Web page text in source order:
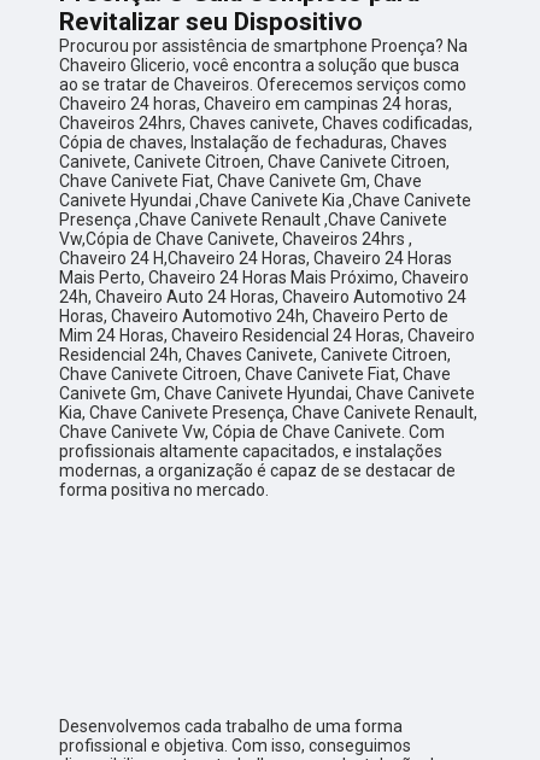
Revitalizar seu Dispositivo
Procurou por assistência de smartphone Proença? Na
Chaveiro Glicerio, você encontra a solução que busca
ao se tratar de Chaveiros. Oferecemos serviços como
Chaveiro 24 horas, Chaveiro em campinas 24 horas,
Chaveiros 24hrs, Chaves canivete, Chaves codificadas,
Cópia de chaves, Instalação de fechaduras, Chaves
Canivete, Canivete Citroen, Chave Canivete Citroen,
Chave Canivete Fiat, Chave Canivete Gm, Chave
Canivete Hyundai ,Chave Canivete Kia ,Chave Canivete
Presença ,Chave Canivete Renault ,Chave Canivete
Vw,Cópia de Chave Canivete, Chaveiros 24hrs ,
Chaveiro 24 H,Chaveiro 24 Horas, Chaveiro 24 Horas
Mais Perto, Chaveiro 24 Horas Mais Próximo, Chaveiro
24h, Chaveiro Auto 24 Horas, Chaveiro Automotivo 24
Horas, Chaveiro Automotivo 24h, Chaveiro Perto de
Mim 24 Horas, Chaveiro Residencial 24 Horas, Chaveiro
Residencial 24h, Chaves Canivete, Canivete Citroen,
Chave Canivete Citroen, Chave Canivete Fiat, Chave
Canivete Gm, Chave Canivete Hyundai, Chave Canivete
Kia, Chave Canivete Presença, Chave Canivete Renault,
Chave Canivete Vw, Cópia de Chave Canivete. Com
profissionais altamente capacitados, e instalações
modernas, a organização é capaz de se destacar de
forma positiva no mercado.
Desenvolvemos cada trabalho de uma forma
profissional e objetiva. Com isso, conseguimos